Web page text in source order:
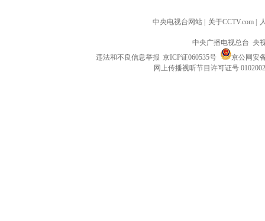
中央电视台网站 关于CCTV.com
中央广播电视总台 央
违法和不良信息举报 京ICP证060535号
京公网安
网上传播视听节目许可证号